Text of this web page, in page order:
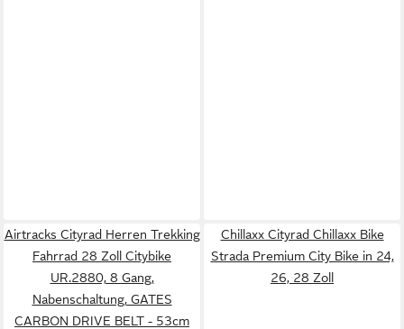
Airtracks Cityrad Herren Trekking
Fahrrad 28 Zoll Citybike
UR.2880, 8 Gang,
Nabenschaltung, GATES
CARBON DRIVE BELT - 53cm
Chillaxx Cityrad Chillaxx Bike
Strada Premium City Bike in 24,
26, 28 Zoll